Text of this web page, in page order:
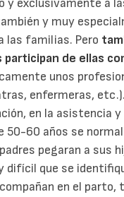
y exclusivamente a
y muy
las familias. Pero
participan de ellas
unos
enfermeras,
en la asistencia
50-60 años se
pegaran a sus
que se
en el parto,